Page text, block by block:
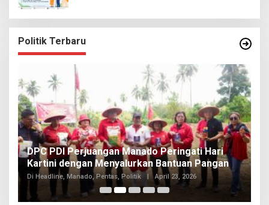
Politik Terbaru
DPC PDI Perjuangan Manado Peringati Hari
Kartini dengan Menyalurkan Bantuan Pangan
Di Headline, Manado, Pentas, Politik | April 23, 2026